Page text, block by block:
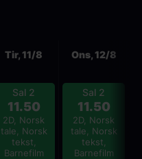
Tir, 11/8
Sal 2
11.50
2D, Norsk
tale, Norsk
tekst,
Barnefilm
Ons, 12/8
Sal 2
11.50
2D, Norsk
tale, Norsk
tekst,
Barnefilm